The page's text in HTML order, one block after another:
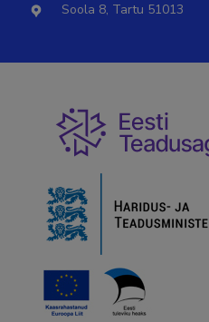
Soola 8, Tartu 51013